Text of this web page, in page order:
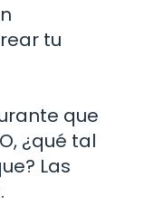
tu
que
¿qué tal
Las